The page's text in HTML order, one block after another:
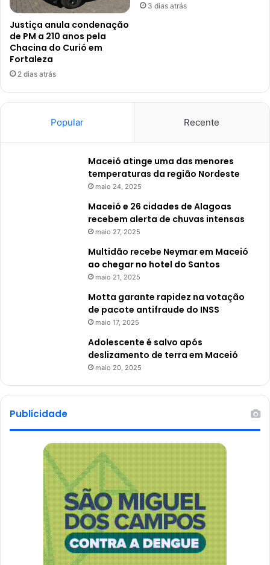
Justiça anula condenação
de PM a 210 anos pela
Chacina do Curió em
Fortaleza
2 dias atrás
3 dias atrás
Popular Recente
Maceió atinge uma das menores
temperaturas da região Nordeste
maio 24, 2025
Maceió e 26 cidades de Alagoas
recebem alerta de chuvas intensas
maio 27, 2025
Multidão recebe Neymar em Maceió
ao chegar no hotel do Santos
maio 21, 2025
Motta garante rapidez na votação
de pacote antifraude do INSS
maio 17, 2025
Adolescente é salvo após
deslizamento de terra em Maceió
maio 20, 2025
Publicidade